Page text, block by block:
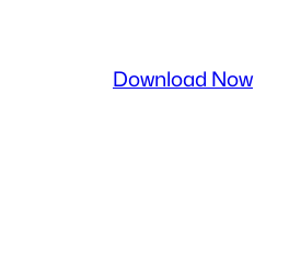
Download Now